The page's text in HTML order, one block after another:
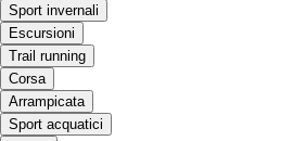
Sport invernali
Escursioni
Trail running
Corsa
Arrampicata
Sport acquatici